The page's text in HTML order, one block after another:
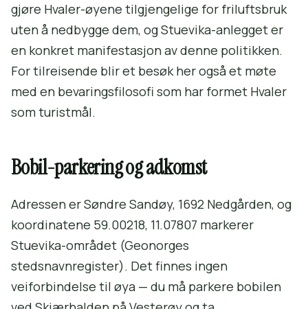
gjøre Hvaler-øyene tilgjengelige for friluftsbruk
uten å nedbygge dem, og Stuevika-anlegget er
en konkret manifestasjon av denne politikken.
For tilreisende blir et besøk her også et møte
med en bevaringsfilosofi som har formet Hvaler
som turistmål.
Bobil-parkering og adkomst
Adressen er Søndre Sandøy, 1692 Nedgården, og
koordinatene 59.00218, 11.07807 markerer
Stuevika-området (Geonorges
stedsnavnregister). Det finnes ingen
veiforbindelse til øya — du må parkere bobilen